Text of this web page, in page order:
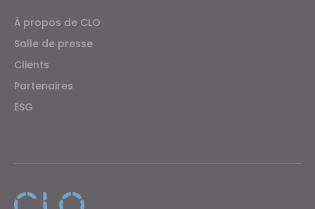
À propos de CLO
Salle de presse
Clients
Partenaires
ESG